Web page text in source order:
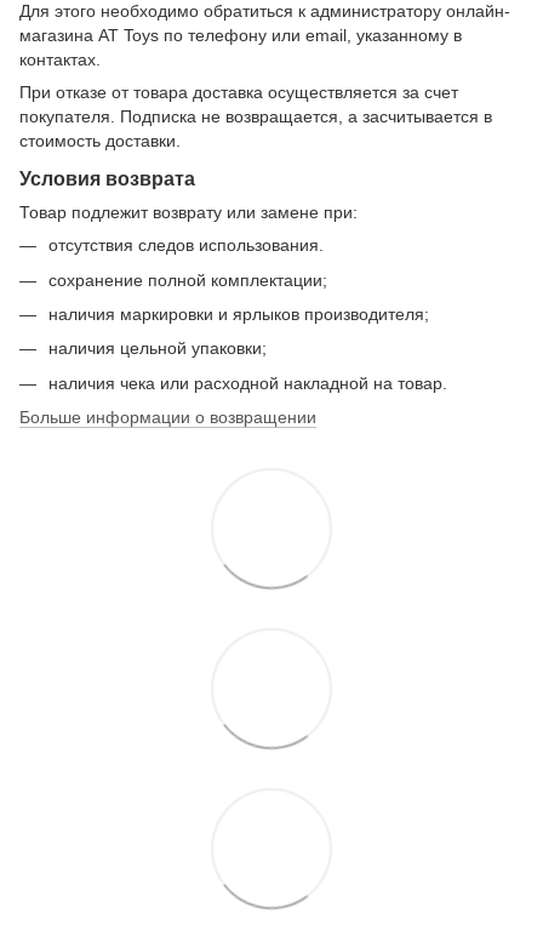
Для этого необходимо обратиться к администратору онлайн-
магазина AT Toys по телефону или email, указанному в
контактах.
При отказе от товара доставка осуществляется за счет
покупателя. Подписка не возвращается, а засчитывается в
стоимость доставки.
Условия возврата
Товар подлежит возврату или замене при:
отсутствия следов использования.
сохранение полной комплектации;
наличия маркировки и ярлыков производителя;
наличия цельной упаковки;
наличия чека или расходной накладной на товар.
Больше информации о возвращении